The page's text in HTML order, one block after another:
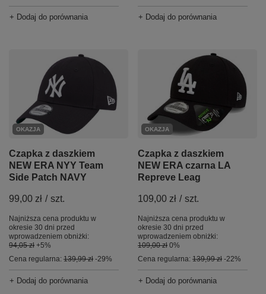
+ Dodaj do porównania + Dodaj do porównania
OKAZJA
Czapka z daszkiem
NEW ERA NYY Team
Side Patch NAVY
99,00 zł / szt.
Najniższa cena produktu w
okresie 30 dni przed
wprowadzeniem obniżki:
94,05 zł +5%
Cena regularna: 139,99 zł -29%
+ Dodaj do porównania
OKAZJA
Czapka z daszkiem
NEW ERA czarna LA
Repreve Leag
109,00 zł / szt.
Najniższa cena produktu w
okresie 30 dni przed
wprowadzeniem obniżki:
109,00 zł 0%
Cena regularna: 139,99 zł -22%
+ Dodaj do porównania